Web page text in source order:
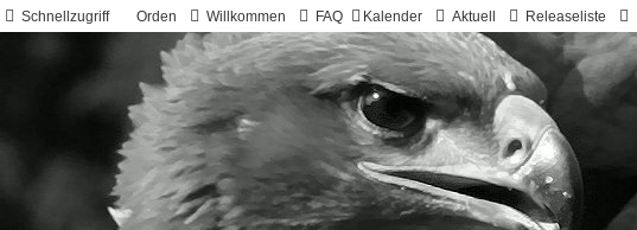
Schnellzugriff Orden Willkommen FAQ Kalender Aktuell Releaseliste